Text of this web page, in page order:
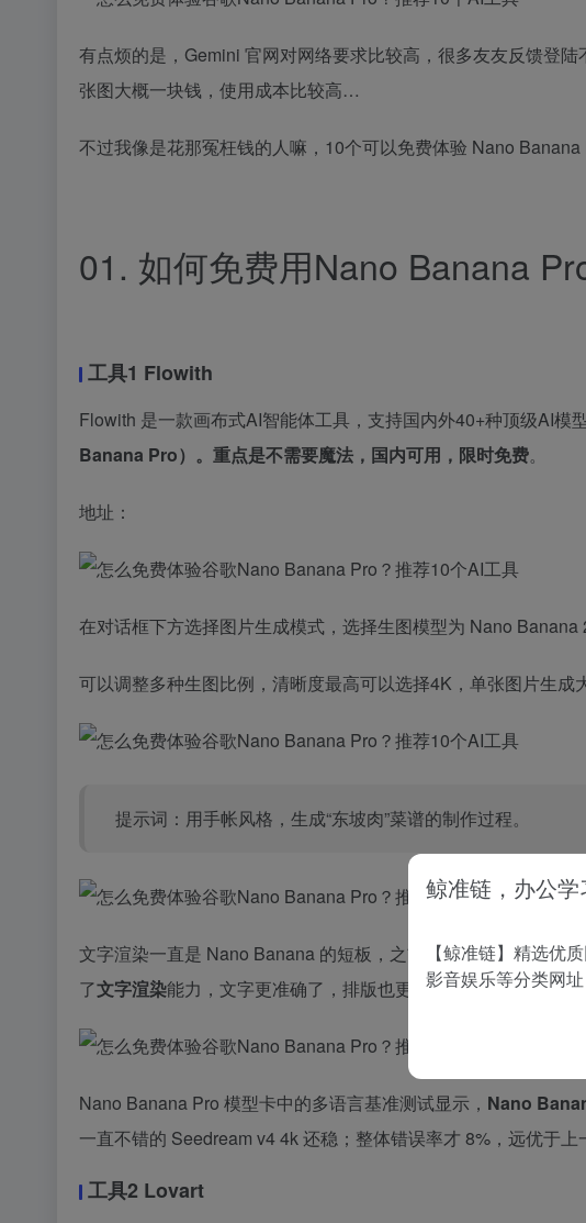
有点烦的是，Gemini 官网对网络要求比较高，很多友友反馈登
张图大概一块钱，使用成本比较高…
不过我像是花那冤枉钱的人嘛，10个可以免费体验 Nano Banana
01. 如何免费用Nano Banana
工具1 Flowith
Flowith 是一款画布式AI智能体工具，支持国内外40+种顶级AI模
Banana Pro）。重点是不需要魔法，国内可用，限时免费。
地址：
在对话框下方选择图片生成模式，选择生图模型为 Nano Banana 2
可以调整多种生图比例，清晰度最高可以选择4K，单张图片生成
提示词：用手帐风格，生成“东坡肉”菜谱的制作过程。
文字渲染一直是 Nano Banana 的短板，之前生成的文字排版很
了文字渲染能力，文字更准确了，排版也更有设计感。
Nano Banana Pro 模型卡中的多语言基准测试显示， Nano
一直不错的 Seedream v4 4k 还稳；整体错误率才 8%，远优于上
工具2 Lovart
鲸准链，办公
【鲸准链】精选优
影音娱乐等分类网